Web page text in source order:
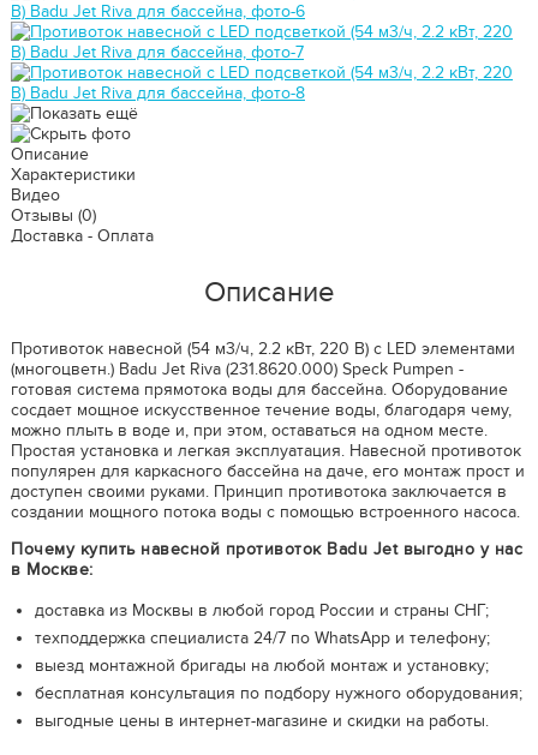
Описание
Характеристики
Видео
Отзывы (0)
Доставка - Оплата
Описание
Противоток навесной (54 м3/ч, 2.2 кВт, 220 B) с LED элементами
(многоцветн.) Badu Jet Riva (231.8620.000) Speck Pumpen -
готовая система прямотока воды для бассейна. Оборудование
сосдает мощное искусственное течение воды, благодаря чему,
можно плыть в воде и, при этом, оставаться на одном месте.
Простая установка и легкая эксплуатация. Навесной противоток
популярен для каркасного бассейна на даче, его монтаж прост и
доступен своими руками. Принцип противотока заключается в
создании мощного потока воды с помощью встроенного насоса.
Почему купить навесной противоток Badu Jet выгодно у нас
в Москве:
доставка из Москвы в любой город России и страны СНГ;
техподдержка специалиста 24/7 по WhatsApp и телефону;
выезд монтажной бригады на любой монтаж и установку;
бесплатная консультация по подбору нужного оборудования;
выгодные цены в интернет-магазине и скидки на работы.